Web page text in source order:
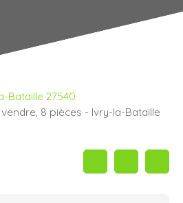
Bataille 27540
8 pièces - Ivry-la-Bataille